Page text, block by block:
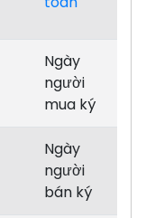
Ngày
người
mua ký
Ngày
người
bán ký